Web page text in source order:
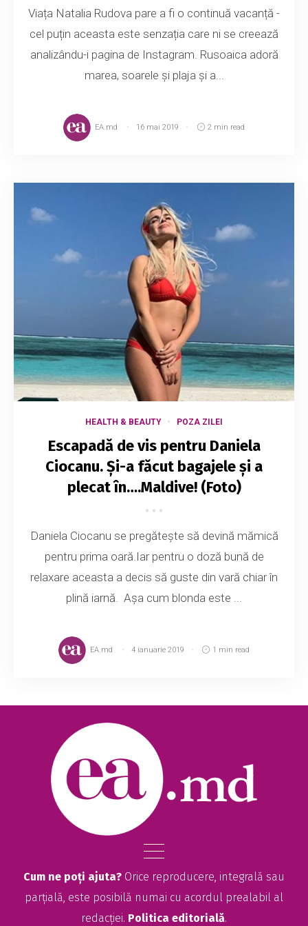
Viața Natalia Rudova pare a fi o continuă vacanță -
cel puțin aceasta este senzația care ni se creează
analizându-i pagina de Instagram. Rusoaica adoră
marea, soarele și plaja și a...
EA.md 16 mai 2019 2 min read
HEALTH & BEAUTY POZA ZILEI
Escapadă de vis pentru Daniela
Ciocanu. Și-a făcut bagajele și a
plecat în….Maldive! (Foto)
Daniela Ciocanu se pregătește să devină mămică
pentru prima oară.Iar pentru o doză bună de
relaxare aceasta a decis să guste din vară chiar în
plină iarnă. Așa cum blonda este ...
EA.md 4 ianuarie 2019 1 min read
Cum ne poți ajuta? Orice reproducere, integrală sau
parțială, este posibilă numai cu acordul prealabil al
redacției. Politica editorială.